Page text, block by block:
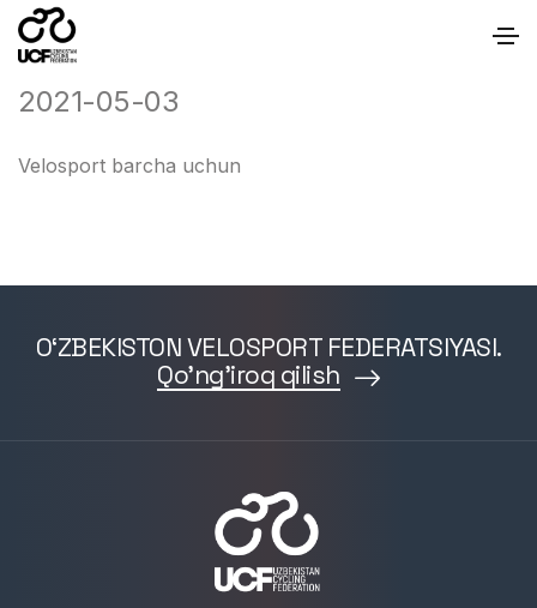
Главная
Velosport barcha uchun
2021-05-03
Velosport barcha uchun
O‘ZBEKISTON VELOSPORT FEDERATSIYASI.
Qo'ng'iroq qilish